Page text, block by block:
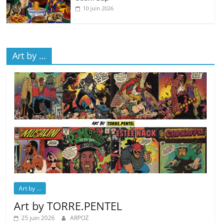
10 juin 2026
Art by …
Art by ...
Art by TORRE.PENTEL
25 juin 2026 ARPOZ